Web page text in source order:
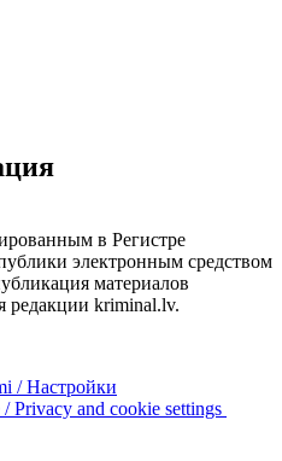
в Регистре
электронным средством
материалов
редакции kriminal.lv.
/ Настройки
Privacy and cookie settings